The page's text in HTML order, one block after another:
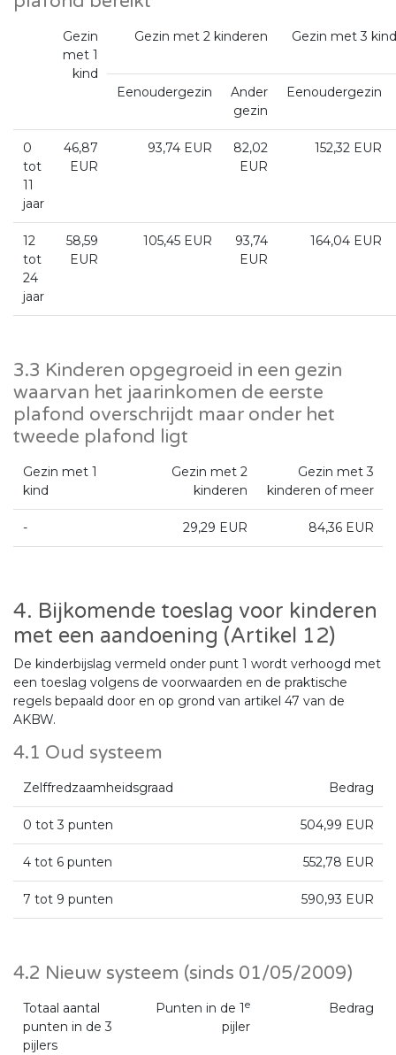
Gezin
met 1
kind
Gezin met 2 kinderen Gezin met 3
Eenoudergezin
Ander
gezin
Eenoudergezin
0
tot
11
jaar
46,87
EUR
93,74 EUR
82,02
EUR
152,32 EUR
12
tot
24
jaar
58,59
EUR
105,45 EUR
93,74
EUR
164,04 EUR
3.3 Kinderen opgegroeid in een gezin
waarvan het jaarinkomen de eerste
plafond overschrijdt maar onder het
tweede plafond ligt
Gezin met 1
kind
Gezin met 2
kinderen
Gezin met 3
kinderen of meer
- 29,29 EUR 84,36 EUR
4. Bijkomende toeslag voor kinderen
met een aandoening (Artikel 12)
De kinderbijslag vermeld onder punt 1 wordt verhoogd met
een toeslag volgens de voorwaarden en de praktische
regels bepaald door en op grond van artikel 47 van de
AKBW.
4.1 Oud systeem
Zelffredzaamheidsgraad Bedrag
0 tot 3 punten 504,99 EUR
4 tot 6 punten 552,78 EUR
7 tot 9 punten 590,93 EUR
4.2 Nieuw systeem (sinds 01/05/2009)
Totaal aantal
punten in de 3
pijlers
Punten in de 1e
pijler
Bedrag